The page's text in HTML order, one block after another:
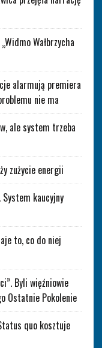
Wałbrzycha
alarmują premiera
nie ma
ale system trzeba
zużycie energii
kaucyjny
to, co do niej
Byli więźniowie
Ostatnie Pokolenie
quo kosztuje